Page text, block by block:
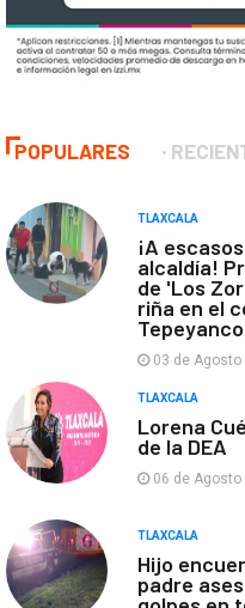
POPULARES
TLAXCALA
¡A
alcaldía!
de 'Los
riña en el
Tepeyanco
03 de Agosto
TLAXCALA
Lorena
de la DEA
06 de Agosto
TLAXCALA
Hijo
padre